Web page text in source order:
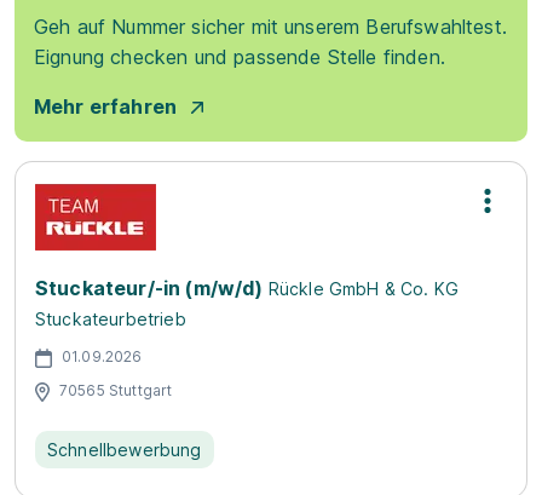
Geh auf Nummer sicher mit unserem Berufswahltest.
Eignung checken und passende Stelle finden.
Mehr erfahren
Stuckateur/-in (m/w/d) Rückle GmbH & Co. KG
Stuckateurbetrieb
01.09.2026
70565 Stuttgart
Schnellbewerbung